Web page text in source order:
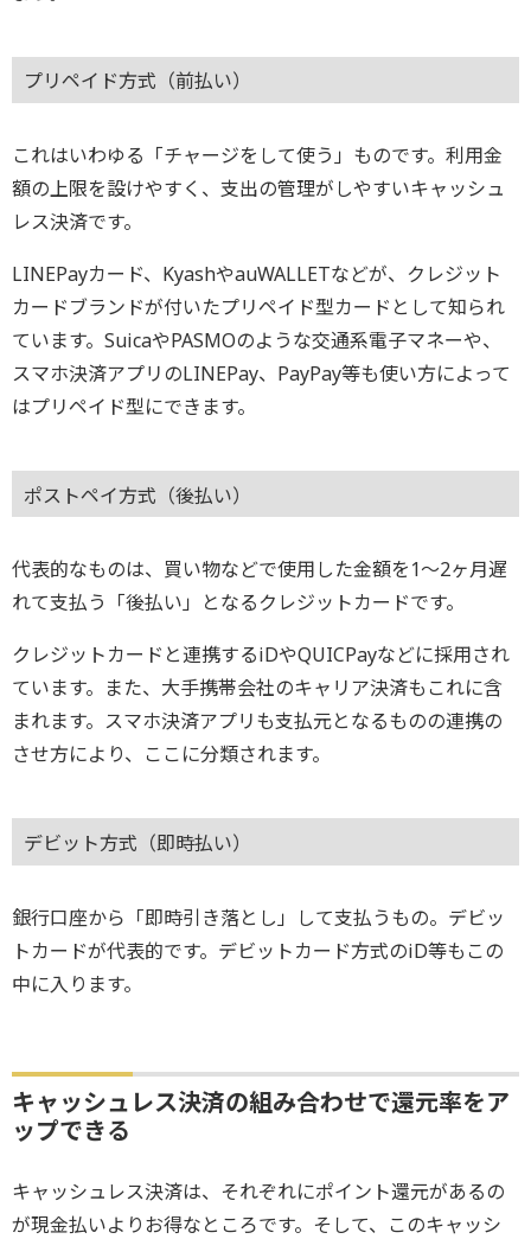
プリペイド方式（前払い）
これはいわゆる「チャージをして使う」ものです。利用金
額の上限を設けやすく、支出の管理がしやすいキャッシュ
レス決済です。
LINEPayカード、KyashやauWALLETなどが、クレジット
カードブランドが付いたプリペイド型カードとして知られ
ています。SuicaやPASMOのような交通系電子マネーや、
スマホ決済アプリのLINEPay、PayPay等も使い方によって
はプリペイド型にできます。
ポストペイ方式（後払い）
代表的なものは、買い物などで使用した金額を1～2ヶ月遅
れて支払う「後払い」となるクレジットカードです。
クレジットカードと連携するiDやQUICPayなどに採用され
ています。また、大手携帯会社のキャリア決済もこれに含
まれます。スマホ決済アプリも支払元となるものの連携の
させ方により、ここに分類されます。
デビット方式（即時払い）
銀行口座から「即時引き落とし」して支払うもの。デビッ
トカードが代表的です。デビットカード方式のiD等もこの
中に入ります。
キャッシュレス決済の組み合わせで還元率をア
ップできる
キャッシュレス決済は、それぞれにポイント還元があるの
が現金払いよりお得なところです。そして、このキャッシ